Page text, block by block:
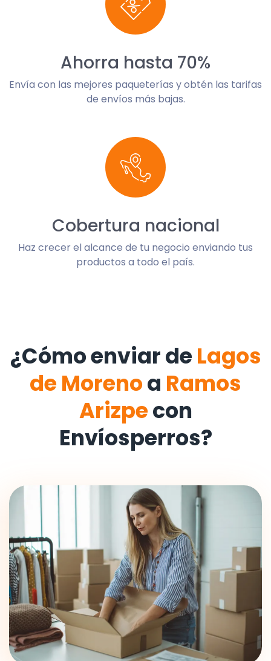
Ahorra hasta 70%
Envía con las mejores paqueterías y obtén las tarifas
de envíos más bajas.
Cobertura nacional
Haz crecer el alcance de tu negocio enviando tus
productos a todo el país.
¿Cómo enviar de Lagos
de Morenoa Ramos
Arizpecon
Envíosperros?